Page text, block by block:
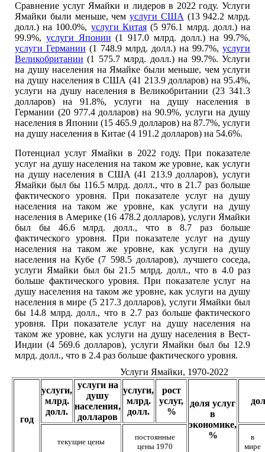
Сравнение услуг Ямайки и лидеров в 2022 году. Услуги
Ямайки были меньше, чем услуги США (13 942.2 млрд.
долл.) на 100.0%, услуги Китая(5 976.1 млрд. долл.) на
99.9%, услуги Японии (1 917.0 млрд. долл.) на 99.7%,
услуги Германии (1 748.9 млрд. долл.) на 99.7%, услуги
Великобритании (1 575.7 млрд. долл.) на 99.7%. Услуги
на душу населения на Ямайке были меньше, чем услуги
на душу населения в США (41 213.9 долларов) на 95.4%,
услуги на душу населения в Великобритании (23 341.3
долларов) на 91.8%, услуги на душу населения в
Германии (20 977.4 долларов) на 90.9%, услуги на душу
населения в Японии (15 465.9 долларов) на 87.7%, услуги
на душу населения в Китае (4 191.2 долларов) на 54.6%.
Потенциал услуг Ямайки в 2022 году. При показателе
услуг на душу населения на таком же уровне, как услуги
на душу населения в США (41 213.9 долларов), услуги
Ямайки был бы 116.5 млрд. долл., что в 21.7 раз больше
фактического уровня. При показателе услуг на душу
населения на таком же уровне, как услуги на душу
населения в Америке (16 478.2 долларов), услуги Ямайки
был бы 46.6 млрд. долл., что в 8.7 раз больше
фактического уровня. При показателе услуг на душу
населения на таком же уровне, как услуги на душу
населения на Кубе (7 598.5 долларов), лучшего соседа,
услуги Ямайки был бы 21.5 млрд. долл., что в 4.0 раз
больше фактического уровня. При показателе услуг на
душу населения на таком же уровне, как услуги на душу
населения в мире (5 217.3 долларов), услуги Ямайки был
бы 14.8 млрд. долл., что в 2.7 раз больше фактического
уровня. При показателе услуг на душу населения на
таком же уровне, как услуги на душу населения в Вест-
Индии (4 569.6 долларов), услуги Ямайки был бы 12.9
млрд. долл., что в 2.4 раз больше фактического уровня.
Услуги Ямайки, 1970-2022
год
услуги,
млрд.
долл.
услуги на
душу
населения,
долларов
услуги,
млрд.
долл.
рост
услуг,
%
доля услуг
в
экономике,
%
текущие цены
постоянные
цены 1970
в
мире